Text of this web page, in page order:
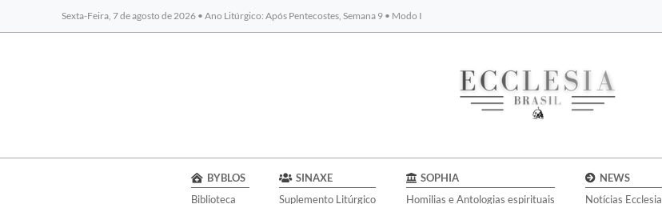
Sexta-Feira, 7 de agosto de 2026 • Ano Litúrgico: Após Pentecostes, Semana 9 • Modo I
BYBLOS
BYBLOS
Biblioteca
SINAXE
Suplemento Litúrgico
SOPHIA
Homilias e Antologias espirituais
NEWS
Notícias Ecclesia